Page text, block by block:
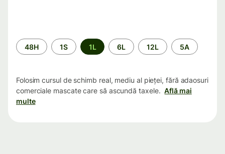
Perioada
48H 1S 1L 6L 12L 5A
Folosim cursul de schimb real, mediu al pieței, fără adaosuri
comerciale mascate care să ascundă taxele. Află mai
multe